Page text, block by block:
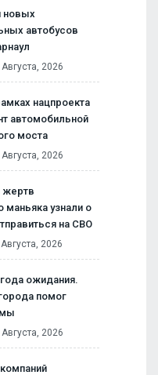
новых
автобусов
Августа, 2026
нацпроекта
автомобильной
моста
Августа, 2026
жертв
маньяка узнали о
на СВО
2026
ожидания.
помог
Августа, 2026